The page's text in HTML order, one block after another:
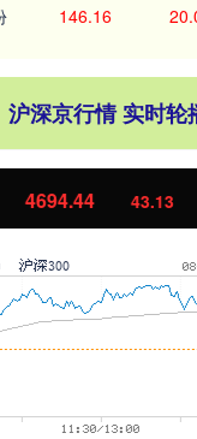
146.16
沪深京行情 实时轮
1134.24 11.37